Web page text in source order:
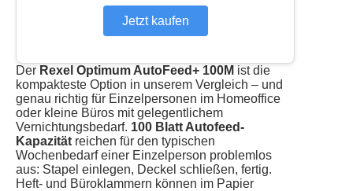
Jetzt kaufen
Der Rexel Optimum AutoFeed+ 100M ist die
kompakteste Option in unserem Vergleich – und
genau richtig für Einzelpersonen im Homeoffice
oder kleine Büros mit gelegentlichem
Vernichtungsbedarf. 100 Blatt Autofeed-
Kapazität reichen für den typischen
Wochenbedarf einer Einzelperson problemlos
aus: Stapel einlegen, Deckel schließen, fertig.
Heft- und Büroklammern können im Papier